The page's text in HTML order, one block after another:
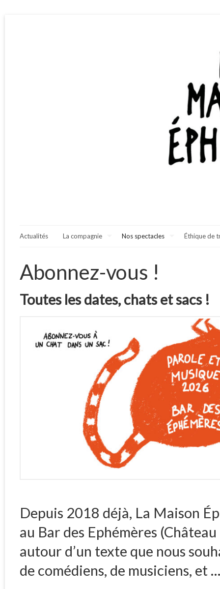
Actualités La compagnie Nos spectacles Éthique de
Abonnez-vous !
Toutes les dates, chats et sacs !
Depuis 2018 déjà, La Maison
au Bar des Ephémères
autour d’un texte que nous
de comédiens, de musiciens, et